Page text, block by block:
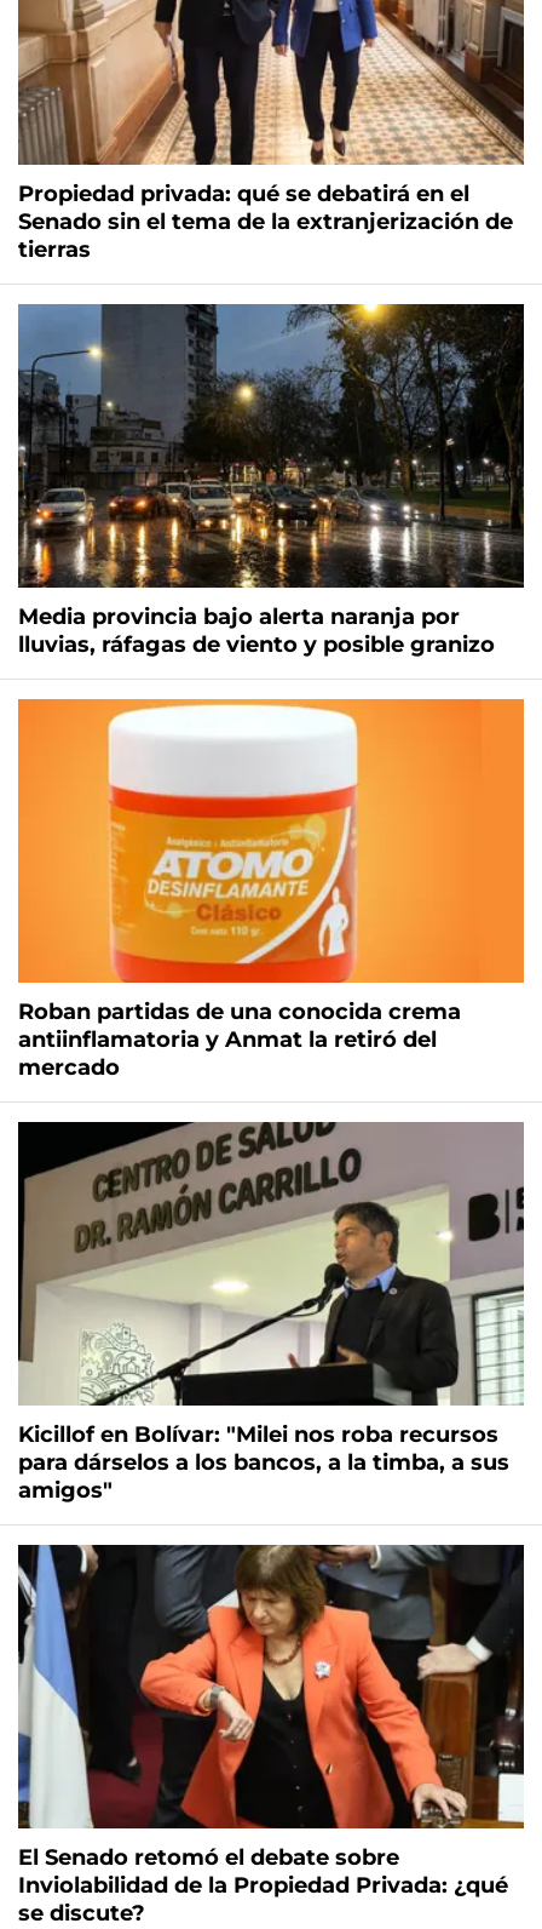
Propiedad privada: qué se debatirá en el
Senado sin el tema de la extranjerización de
tierras
Media provincia bajo alerta naranja por
lluvias, ráfagas de viento y posible granizo
Roban partidas de una conocida crema
antiinflamatoria y Anmat la retiró del
mercado
Kicillof en Bolívar: "Milei nos roba recursos
para dárselos a los bancos, a la timba, a sus
amigos"
El Senado retomó el debate sobre
Inviolabilidad de la Propiedad Privada: ¿qué
se discute?